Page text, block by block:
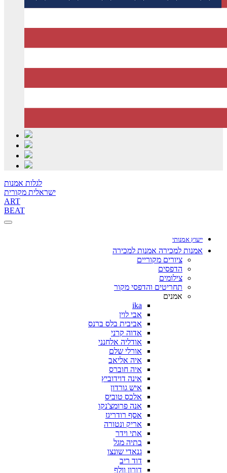
לגלות אמנות
ישראלית מקורית
ART
BEAT
ייעוץ אמנותי
אמנות למכירה אמנות למכירה
ציורים מקוריים
הדפסים
צילומים
תחריטים והדפסי מקור
אמנים
ika
אבי לוין
אביבית בלס ברנס
אדוה קרני
אודליה אלחנני
אורלי שלם
איה אליאב
איה חוברס
אינה דוידוביץ
איש גורדון
אלכס טוביס
אנה פרומצ'נקו
אסף רודריגז
אריק ונטורה
אתי וידר
בתיה מגל
גנאדי שונצו
דוד ריב
דורון וולף